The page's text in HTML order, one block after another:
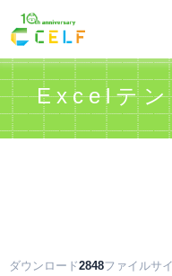
Excelテン
ダウンロード2848ファイルサ